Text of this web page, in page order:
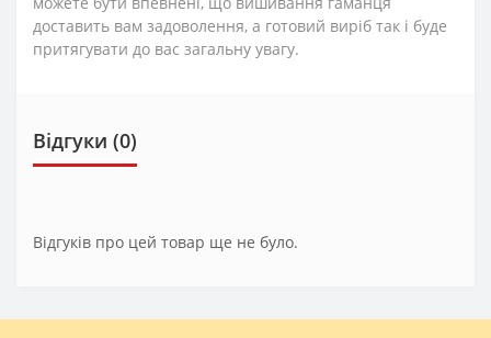
доставить вам задоволення, а готовий виріб так і буде
притягувати до вас загальну увагу.
Відгуки (0)
Відгуків про цей товар ще не було.